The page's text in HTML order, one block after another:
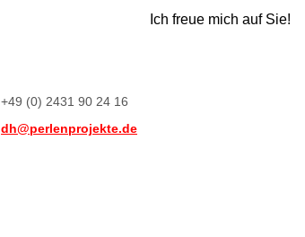
Ich freue mich auf Sie!
+49 (0) 2431 90 24 16
dh@perlenprojekte.de